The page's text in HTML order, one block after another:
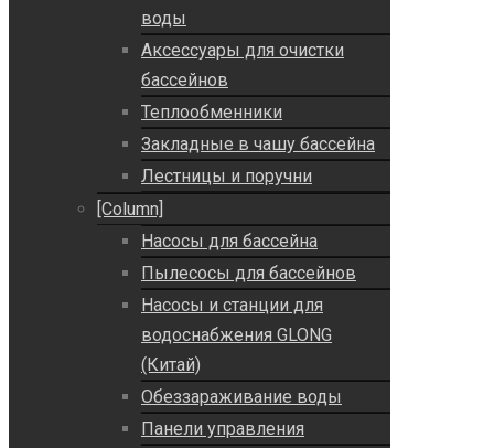
воды
Аксессуары для очистки
бассейнов
Теплообменники
Закладные в чашу бассейна
Лестницы и поручни
[Column]
Насосы для бассейна
Пылесосы для бассейнов
Насосы и станции для
водоснабжения GLONG
(Китай)
Обеззараживание воды
Панели управления